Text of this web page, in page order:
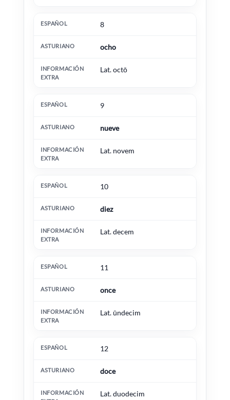
8
ocho
Lat. octō
9
nueve
Lat. novem
10
diez
Lat. decem
11
once
Lat. ūndecim
12
doce
Lat. duodecim